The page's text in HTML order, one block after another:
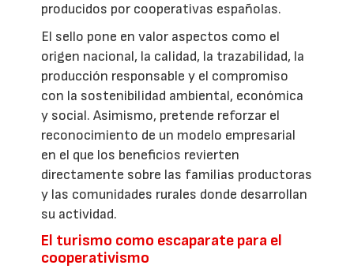
producidos por cooperativas españolas.
El sello pone en valor aspectos como el
origen nacional, la calidad, la trazabilidad, la
producción responsable y el compromiso
con la sostenibilidad ambiental, económica
y social. Asimismo, pretende reforzar el
reconocimiento de un modelo empresarial
en el que los beneficios revierten
directamente sobre las familias productoras
y las comunidades rurales donde desarrollan
su actividad.
El turismo como escaparate para el
cooperativismo